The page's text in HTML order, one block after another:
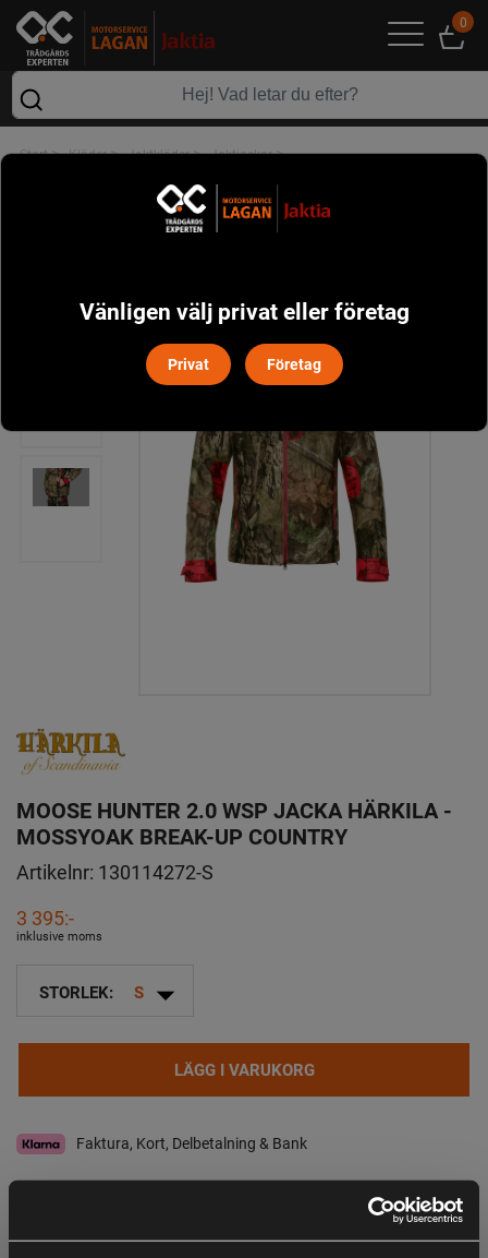
0
Start> Kläder> Jaktkläder> Jaktjackor>
MOOSE HUNTER 2.0 WSP JACKA HÄRKILA -
MOSSYOAK BREAK-UP COUNTRY
Artikelnr: 130114272-S
3 395:-
inklusive moms
STORLEK: S arrow_drop_down
LÄGG I VARUKORG
Faktura, Kort, Delbetalning & Bank
I lager Leveranstid:2-4 dagar leverans
Vänligen välj privat eller företag
Privat Företag